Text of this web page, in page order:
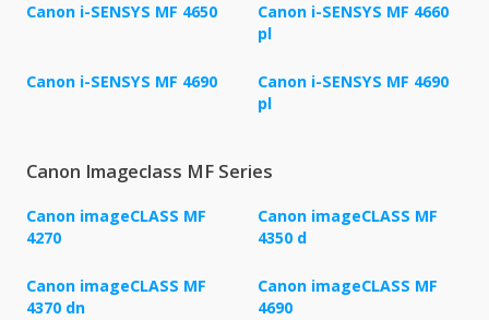
Canon i-SENSYS MF 4650
Canon i-SENSYS MF 4660
pl
Canon i-SENSYS MF 4690
Canon i-SENSYS MF 4690
pl
Canon Imageclass MF Series
Canon imageCLASS MF
4270
Canon imageCLASS MF
4350 d
Canon imageCLASS MF
4370 dn
Canon imageCLASS MF
4690